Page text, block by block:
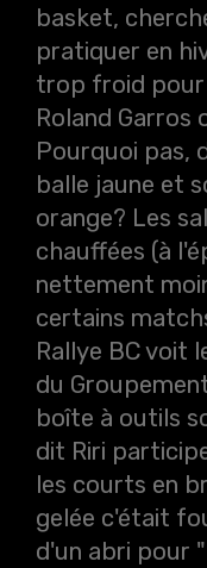
basket,
pratiquer en
trop froid
Roland Garros
Pourquoi pas,
balle jaune et
orange? Les
chauffées (à
nettement
certains
Rallye BC voit
du
boîte à outils
dit Riri
les courts en
gelée c'était
d'un abri pour